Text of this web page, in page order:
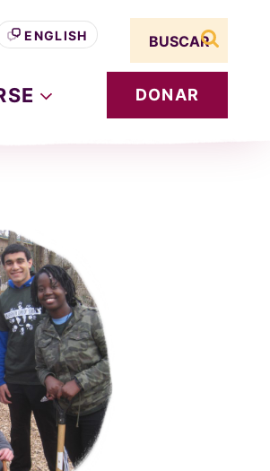
DONAR
ENGLISH
Search term
buscar